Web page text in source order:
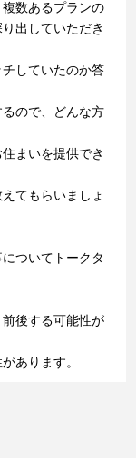
数あるプランの
出していただき
していたのか答
ので、どんな方
まいを提供でき
てもらいましょ
ついてトークタ
後する可能性が
あります。